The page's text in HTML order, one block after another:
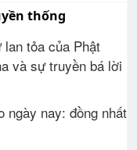
thống
tỏa của Phật
và sự truyền bá lời
ngày nay: đồng nhất